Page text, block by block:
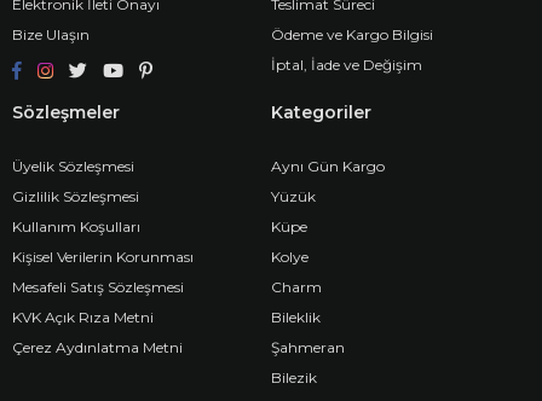
çeker.
Minimal tasarımı sayesinde her kombine kolayca uyum sağlar.
Günlük kullanım için zarif, özel günler için sofistike bir
Hem kadınlar hem erkekler için modern bir hediye alternatifi
Fırat Kuyumculuk
, Diyarbakır kuyumculuk geleneğini modern
anlayışla birleştirerek sunduğuataç altın bileklikler
koleksiyonlarıyla her zevke hitap eder.
Diyarbakır Kuyumcu Geleneğinde İnce İşçilik
Diyarbakır, kuyumculuk sanatında Türkiye’nin önde gelen
şehirlerinden biridir.
Fırat Kuyumculuk
günümüz tasarım anlayışıyla birleştirerek eşsiz ürünler sunar.
, Diyarbakır’ın kuyumculuk ustalarının
Elektronik İleti Onayı
Bize Ulaşın
Teslimat Süreci
Ödeme ve Kargo Bilgisi
İptal, İade ve Değişim
Sözleşmeler
Üyelik Sözleşmesi
Gizlilik Sözleşmesi
Kullanım Koşulları
Kişisel Verilerin Korunması
Mesafeli Satış Sözleşmesi
KVK Açık Rıza Metni
Çerez Aydınlatma Metni
Kategoriler
Aynı Gün Kargo
Yüzük
Küpe
Kolye
Charm
Bileklik
Şahmeran
Bilezik